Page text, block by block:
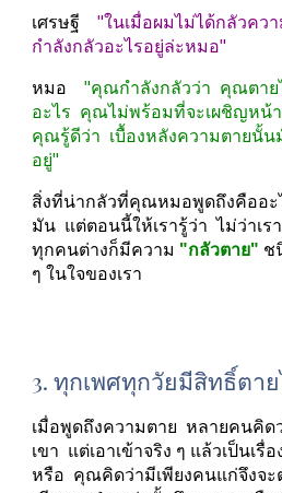
เศรษฐี
"ในเมื่อผมไม่ได้กลัวคว
กำลังกลัวอะไรอยู่ล่ะหมอ"
หมอ
"คุณกำลังกลัวว่า  คุณตา
อะไร  คุณไม่พร้อมที่จะเผชิญหน้
คุณรู้ดีว่า  เบื้องหลังความตายนั้
อยู่"
สิ่งที่น่ากลัวที่คุณหมอพูดถึงคืออะ
มัน  แต่ตอนนี้ให้เรารู้ว่า  ไม่ว่าเร
ทุกคนต่างก็มีความ "กลัวตาย" ช
ๆ ในใจของเรา
3. ทุกเพศทุกวัยมีสิทธิ์ตา
เมื่อพูดถึงความตาย  หลายคนคิด
เขา  แต่เอาเข้าจริง ๆ แล้วเป็นเ
หรือ  คุณคิดว่ามีเพียงคนแก่จึงจ